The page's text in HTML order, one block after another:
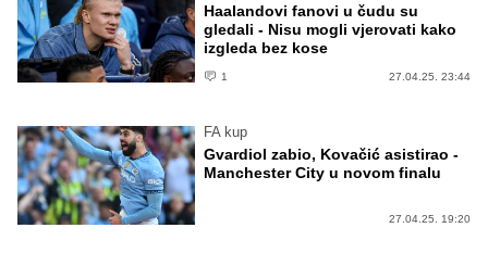
Haalandovi fanovi u čudu su
gledali - Nisu mogli vjerovati kako
izgleda bez kose
1 27.04.25. 23:44
FA kup
Gvardiol zabio, Kovačić asistirao -
Manchester City u novom finalu
27.04.25. 19:20